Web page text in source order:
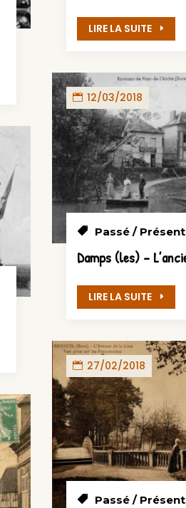
LIRE LA SUITE
12/03/2018
Passé / Présent
LIRE LA SUITE
27/02/2018
Passé / Présent